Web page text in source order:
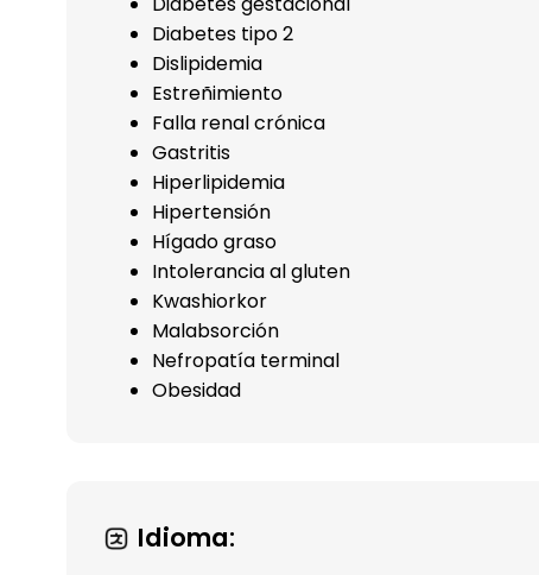
Diabetes tipo 2
Dislipidemia
Estreñimiento
Falla renal crónica
Gastritis
Hiperlipidemia
Hipertensión
Hígado graso
Intolerancia al gluten
Kwashiorkor
Malabsorción
Nefropatía terminal
Obesidad
Idioma: